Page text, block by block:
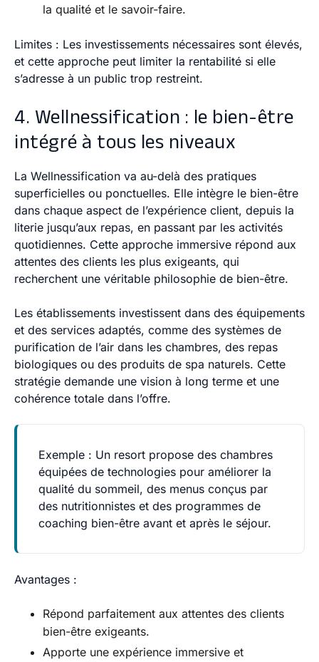
la qualité et le savoir-faire.
Limites : Les investissements nécessaires sont élevés,
et cette approche peut limiter la rentabilité si elle
s’adresse à un public trop restreint.
4. Wellnessification : le bien-être
intégré à tous les niveaux
La Wellnessification va au-delà des pratiques
superficielles ou ponctuelles. Elle intègre le bien-être
dans chaque aspect de l’expérience client, depuis la
literie jusqu’aux repas, en passant par les activités
quotidiennes. Cette approche immersive répond aux
attentes des clients les plus exigeants, qui
recherchent une véritable philosophie de bien-être.
Les établissements investissent dans des équipements
et des services adaptés, comme des systèmes de
purification de l’air dans les chambres, des repas
biologiques ou des produits de spa naturels. Cette
stratégie demande une vision à long terme et une
cohérence totale dans l’offre.
Exemple : Un resort propose des chambres
équipées de technologies pour améliorer la
qualité du sommeil, des menus conçus par
des nutritionnistes et des programmes de
coaching bien-être avant et après le séjour.
Avantages :
Répond parfaitement aux attentes des clients
bien-être exigeants.
Apporte une expérience immersive et